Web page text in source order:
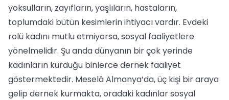
yoksulların, zayıfların, yaşlıların, hastaların,
toplumdaki bütün kesimlerin ihtiyacı vardır. Evdeki
rolü kadını mutlu etmiyorsa, sosyal faaliyetlere
yönelmelidir. Şu anda dünyanın bir çok yerinde
kadınların kurduğu binlerce dernek faaliyet
göstermektedir. Meselâ Almanya’da, üç kişi bir araya
gelip dernek kurmakta, oradaki kadınlar sosyal